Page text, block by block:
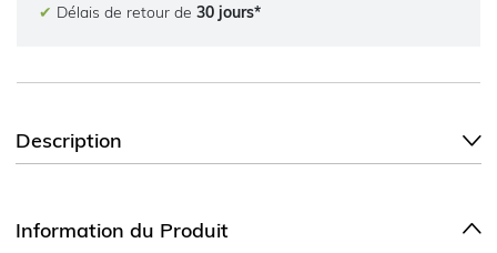
✔ Délais de retour de 30 jours*
Description
Information du Produit